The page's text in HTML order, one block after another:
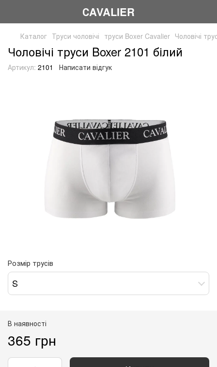
СAVALIER
Каталог Труси чоловічі труси Boxer Cavalier Чоловічі
Чоловічі труси Boxer 2101 білий
Артикул: 2101 Написати відгук
Розмір трусів
S
В наявності
365 грн